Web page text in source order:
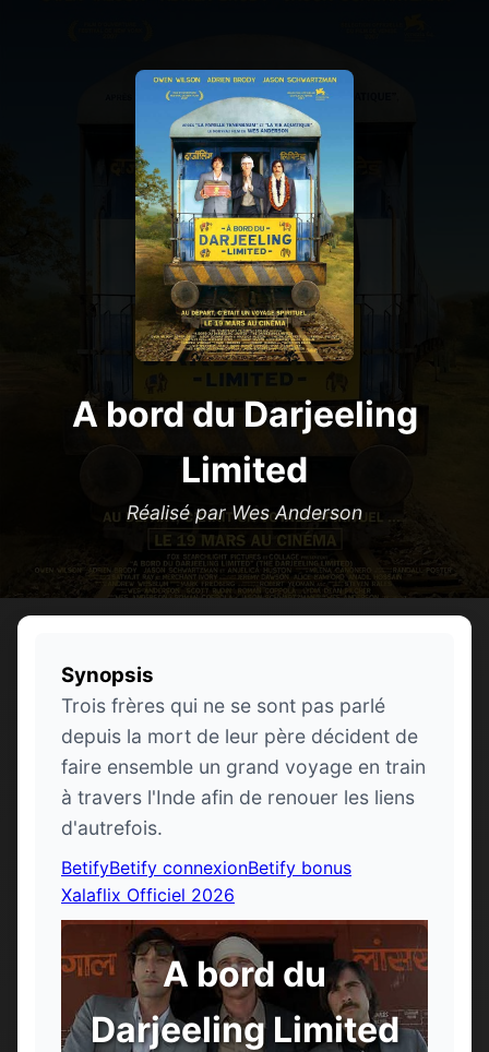
A bord du Darjeeling
Limited
Réalisé par Wes Anderson
Synopsis
Trois frères qui ne se sont pas parlé
depuis la mort de leur père décident de
faire ensemble un grand voyage en train
à travers l'Inde afin de renouer les liens
d'autrefois.
BetifyBetify connexionBetify bonus
Xalaflix Officiel 2026
A bord du
Darjeeling Limited